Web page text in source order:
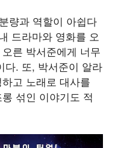
량과 역할이 아쉽다
드라마와 영화를 오
른 박서준에게 너무
다. 또, 박서준이 알라
고 노래로 대사를
섞인 이야기도 적